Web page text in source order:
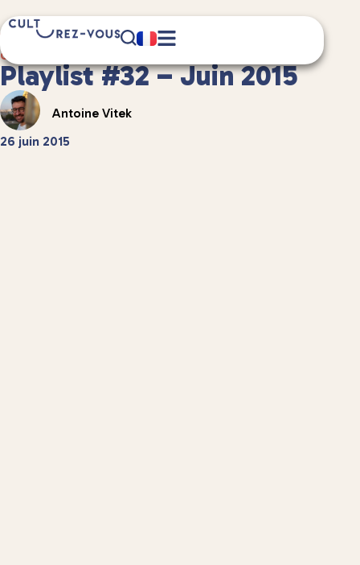
Culture
3 minute(s) de lecture
Playlist #32 – Juin 2015
Antoine Vitek
26 juin 2015